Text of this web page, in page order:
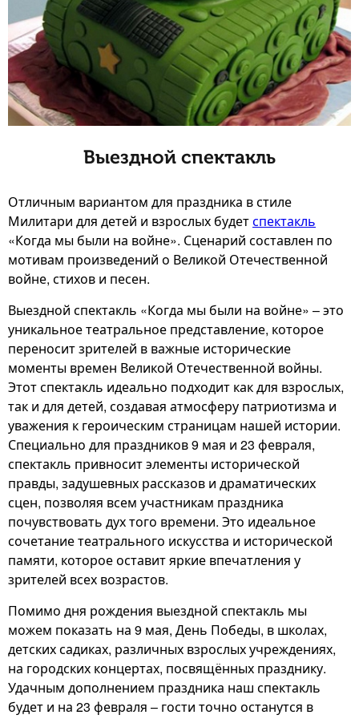
Выездной спектакль
Отличным вариантом для праздника в стиле
Милитари для детей и взрослых будетспектакль
«Когда мы были на войне». Сценарий составлен по
мотивам произведений о Великой Отечественной
войне, стихов и песен.
Выездной спектакль «Когда мы были на войне» – это
уникальное театральное представление, которое
переносит зрителей в важные исторические
моменты времен Великой Отечественной войны.
Этот спектакль идеально подходит как для взрослых,
так и для детей, создавая атмосферу патриотизма и
уважения к героическим страницам нашей истории.
Специально для праздников 9 мая и 23 февраля,
спектакль привносит элементы исторической
правды, задушевных рассказов и драматических
сцен, позволяя всем участникам праздника
почувствовать дух того времени. Это идеальное
сочетание театрального искусства и исторической
памяти, которое оставит яркие впечатления у
зрителей всех возрастов.
Помимо дня рождения выездной спектакль мы
можем показать на 9 мая, День Победы, в школах,
детских садиках, различных взрослых учреждениях,
на городских концертах, посвящённых празднику.
Удачным дополнением праздника наш спектакль
будет и на 23 февраля – гости точно останутся в